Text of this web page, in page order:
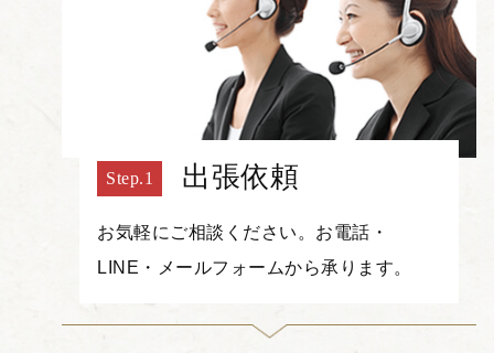
出張依頼
お気軽にご相談ください。お電話・
LINE・メールフォームから承ります。